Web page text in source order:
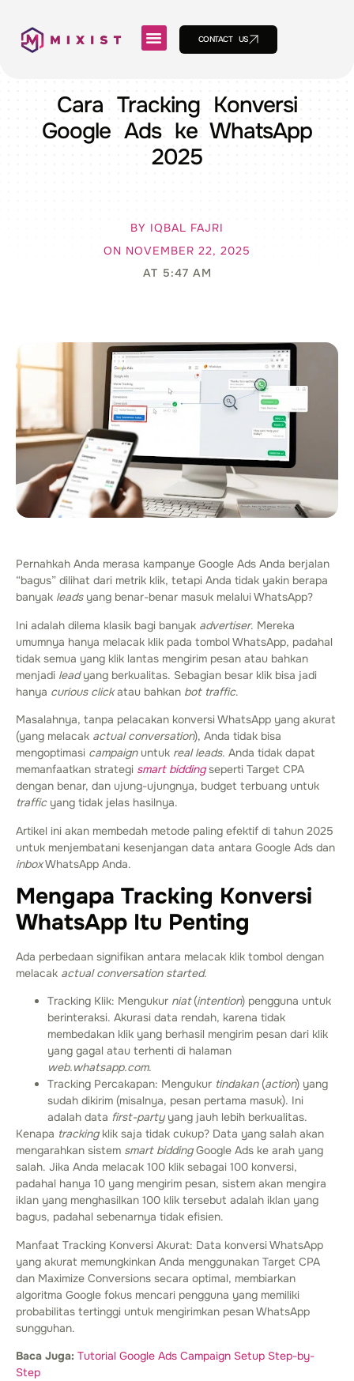
CONTACT US
Cara Tracking Konversi
Google Ads ke WhatsApp
2025
BY IQBAL FAJRI
ON NOVEMBER 22, 2025
AT 5:47 AM
Pernahkah Anda merasa kampanye Google Ads Anda berjalan
“bagus” dilihat dari metrik klik, tetapi Anda tidak yakin berapa
banyak leadsyang benar-benar masuk melalui WhatsApp?
Ini adalah dilema klasik bagi banyak advertiser. Mereka
umumnya hanya melacak klik pada tombol WhatsApp, padahal
tidak semua yang klik lantas mengirim pesan atau bahkan
menjadi leadyang berkualitas. Sebagian besar klik bisa jadi
hanya curious clickatau bahkan bot traffic.
Masalahnya, tanpa pelacakan konversi WhatsApp yang akurat
(yang melacak actual conversation), Anda tidak bisa
mengoptimasi campaignuntuk real leads. Anda tidak dapat
memanfaatkan strategi smart biddingseperti Target CPA
dengan benar, dan ujung-ujungnya, budget terbuang untuk
trafficyang tidak jelas hasilnya.
Artikel ini akan membedah metode paling efektif di tahun 2025
untuk menjembatani kesenjangan data antara Google Ads dan
inboxWhatsApp Anda.
Mengapa Tracking Konversi
WhatsApp Itu Penting
Ada perbedaan signifikan antara melacak klik tombol dengan
melacak actual conversation started.
Tracking Klik: Mengukur niat(intention) pengguna untuk
berinteraksi. Akurasi data rendah, karena tidak
membedakan klik yang berhasil mengirim pesan dari klik
yang gagal atau terhenti di halaman
web.whatsapp.com.
Tracking Percakapan: Mengukur tindakan(action) yang
sudah dikirim (misalnya, pesan pertama masuk). Ini
adalah data first-partyyang jauh lebih berkualitas.
Kenapa trackingklik saja tidak cukup? Data yang salah akan
mengarahkan sistem smart biddingGoogle Ads ke arah yang
salah. Jika Anda melacak 100 klik sebagai 100 konversi,
padahal hanya 10 yang mengirim pesan, sistem akan mengira
iklan yang menghasilkan 100 klik tersebut adalah iklan yang
bagus, padahal sebenarnya tidak efisien.
Manfaat Tracking Konversi Akurat: Data konversi WhatsApp
yang akurat memungkinkan Anda menggunakan Target CPA
dan Maximize Conversions secara optimal, membiarkan
algoritma Google fokus mencari pengguna yang memiliki
probabilitas tertinggi untuk mengirimkan pesan WhatsApp
sungguhan.
Baca Juga: Tutorial Google Ads Campaign Setup Step-by-
Step